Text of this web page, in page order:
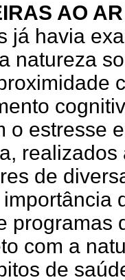
AO
já havia
natureza
o estresse
de
programas
com a
de